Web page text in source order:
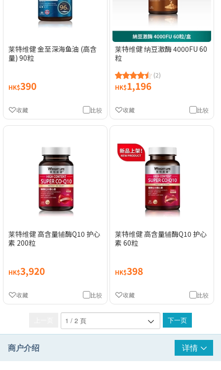
莱特维健 金至深海鱼油 (高含
量) 90粒
HK$390
比较
收藏
莱特维健 纳豆激酶 4000FU 60
粒
(2)
HK$1,196
比较
收藏
莱特维健 高含量辅酶Q10 护心
素 200粒
HK$3,920
比较
收藏
莱特维健 高含量辅酶Q10 护心
素 60粒
HK$398
比较
收藏
下一页
商户介绍 详情